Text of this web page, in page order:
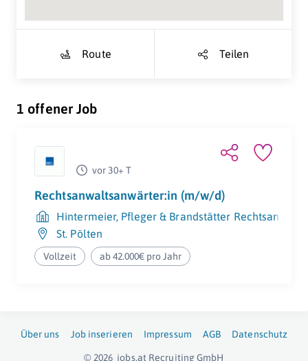
Route Teilen
1 offener Job
vor 30+ T
Rechtsanwaltsanwärter:in (m/w/d)
Hintermeier, Pfleger & Brandstätter Rechtsanwälte
St. Pölten
Vollzeit ab 42.000€ pro Jahr
Über uns Job inserieren Impressum AGB Datenschutz
© 2026 jobs.at Recruiting GmbH